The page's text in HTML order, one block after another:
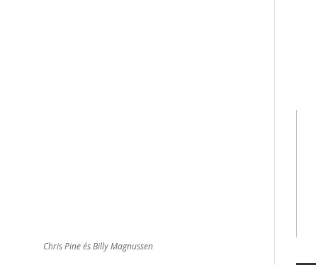
Chris Pine és Billy Magnussen